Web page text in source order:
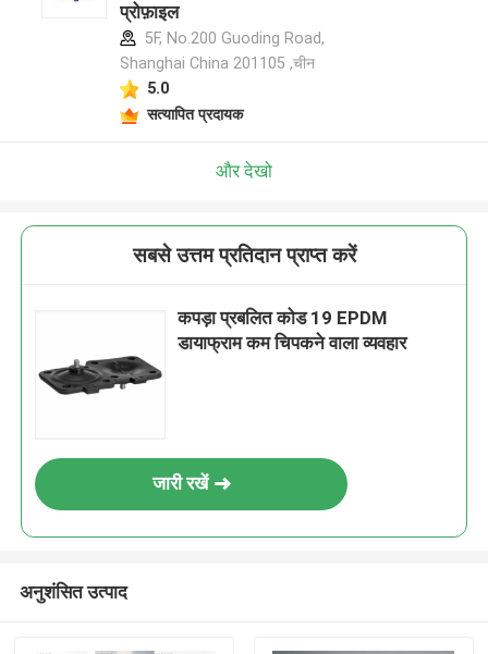
प्रोफ़ाइल
5F, No.200 Guoding Road,
Shanghai China 201105 ,चीन
5.0
सत्यापित प्रदायक
और देखो
सबसे उत्तम प्रतिदान प्राप्त करें
कपड़ा प्रबलित कोड 19 EPDM
डायाफ्राम कम चिपकने वाला व्यवहार
जारी रखें
अनुशंसित उत्पाद